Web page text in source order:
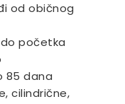
od običnog
početka
85 dana
cilindrične,